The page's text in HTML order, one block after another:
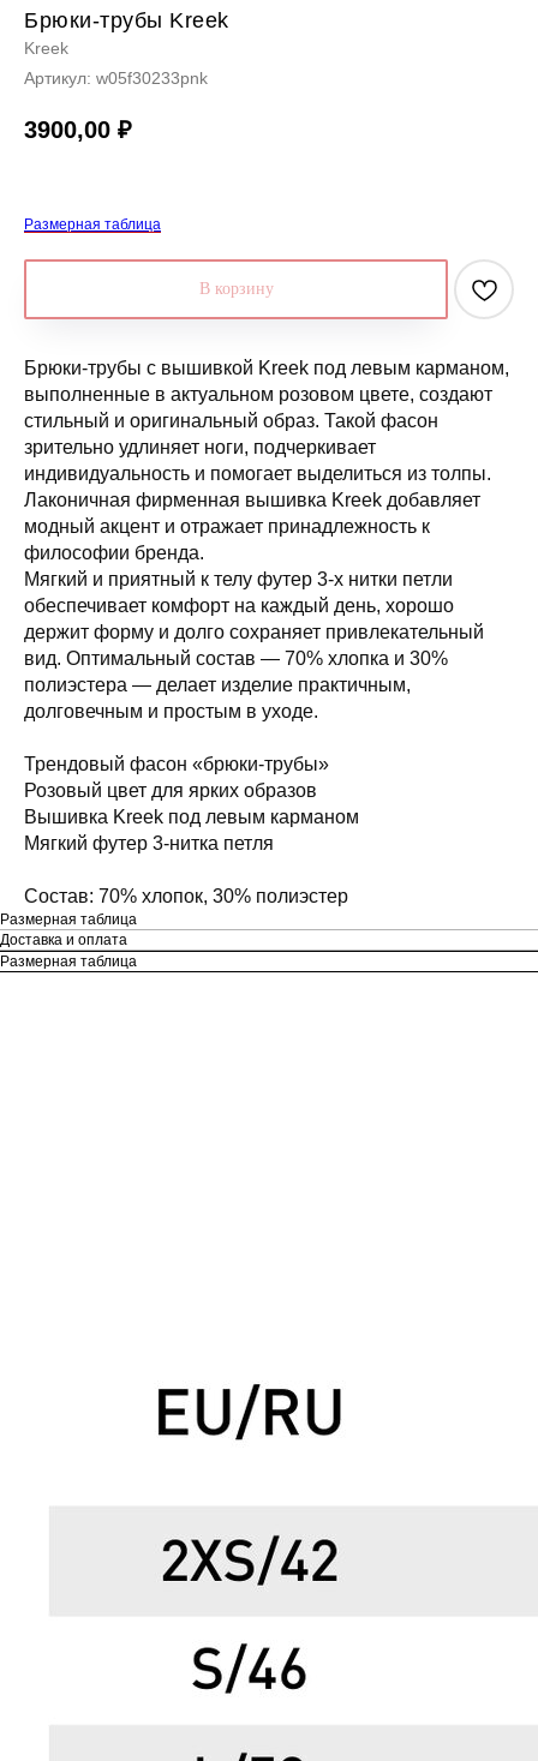
Брюки-трубы Kreek
Kreek
Артикул: w05f30233pnk
3900,00 ₽
Размерная таблица
В корзину
Брюки-трубы с вышивкой Kreek под левым карманом,
выполненные в актуальном розовом цвете, создают
стильный и оригинальный образ. Такой фасон
зрительно удлиняет ноги, подчеркивает
индивидуальность и помогает выделиться из толпы.
Лаконичная фирменная вышивка Kreek добавляет
модный акцент и отражает принадлежность к
философии бренда.
Мягкий и приятный к телу футер 3-х нитки петли
обеспечивает комфорт на каждый день, хорошо
держит форму и долго сохраняет привлекательный
вид. Оптимальный состав — 70% хлопка и 30%
полиэстера — делает изделие практичным,
долговечным и простым в уходе.
Трендовый фасон «брюки-трубы»
Розовый цвет для ярких образов
Вышивка Kreek под левым карманом
Мягкий футер 3-нитка петля
Состав: 70% хлопок, 30% полиэстер
Размерная таблица
Доставка и оплата
Размерная таблица